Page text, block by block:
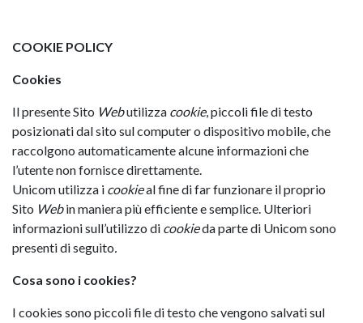
COOKIE POLICY
Cookies
Il presente Sito Webutilizza cookie, piccoli file di testo
posizionati dal sito sul computer o dispositivo mobile, che
raccolgono automaticamente alcune informazioni che
l’utente non fornisce direttamente.
Unicom utilizza i cookieal fine di far funzionare il proprio
Sito Webin maniera più efficiente e semplice. Ulteriori
informazioni sull’utilizzo di cookieda parte di Unicom sono
presenti di seguito.
Cosa sono i cookies?
I cookies sono piccoli file di testo che vengono salvati sul